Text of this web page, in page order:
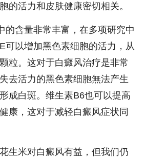
的活力和皮肤健康密切相关。
的含量非常丰富，在多项研究中
可以增加黑色素细胞的活力，从
粒。这对于白癜风治疗是非常
去活力的黑色素细胞無法产生
成白斑。维生素B6也可以提高
康，这对于减轻白癜风症状同
生米对白癜风有益，但我们仍